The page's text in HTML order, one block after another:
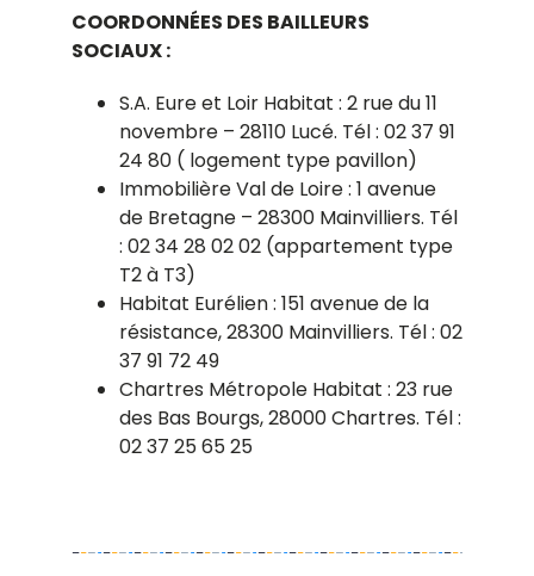
COORDONNÉES DES BAILLEURS
SOCIAUX :
S.A. Eure et Loir Habitat : 2 rue du 11
novembre – 28110 Lucé. Tél : 02 37 91
24 80 ( logement type pavillon)
Immobilière Val de Loire : 1 avenue
de Bretagne – 28300 Mainvilliers. Tél
: 02 34 28 02 02 (appartement type
T2 à T3)
Habitat Eurélien : 151 avenue de la
résistance, 28300 Mainvilliers. Tél : 02
37 91 72 49
Chartres Métropole Habitat : 23 rue
des Bas Bourgs, 28000 Chartres. Tél :
02 37 25 65 25